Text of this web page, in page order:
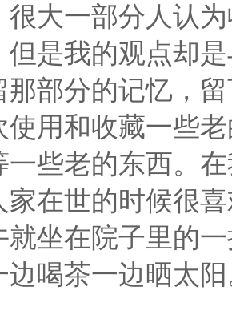
很大一部分人认
但是我的观点却
那部分的记忆，
使用和收藏一些
一些老的东西。
家在世的时候很
就坐在院子里的
边喝茶一边晒太